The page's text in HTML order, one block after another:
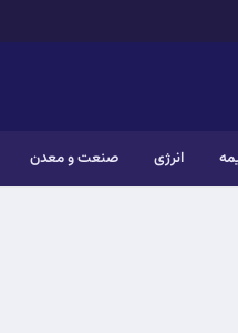
انرژی صنعت و معدن